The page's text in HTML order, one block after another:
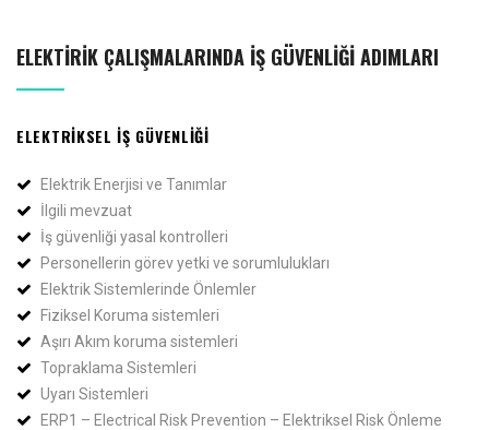
ELEKTIRIK ÇALIŞMALARINDA İŞ GÜVENLIĞI ADIMLARI
ELEKTRIKSEL İŞ GÜVENLIĞI
Elektrik Enerjisi ve Tanımlar
İlgili mevzuat
İş güvenliği yasal kontrolleri
Personellerin görev yetki ve sorumlulukları
Elektrik Sistemlerinde Önlemler
Fiziksel Koruma sistemleri
Aşırı Akım koruma sistemleri
Topraklama Sistemleri
Uyarı Sistemleri
ERP1 – Electrical Risk Prevention – Elektriksel Risk Önleme